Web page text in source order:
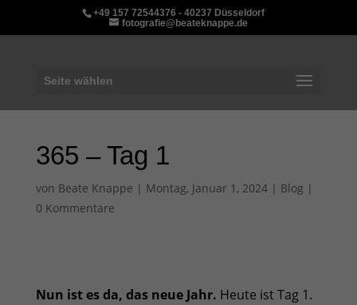
+49 157 72544376 - 40237 Düsseldorf
fotografie@beateknappe.de
Seite wählen
365 – Tag 1
von Beate Knappe | Montag, Januar 1, 2024| Blog |
0 Kommentare
Nun ist es da, das neue Jahr. Heute ist Tag 1.